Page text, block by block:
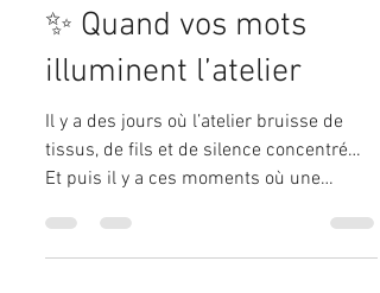
13 janv.
1 min de lecture
✨ Quand vos mots
illuminent l’atelier
Il y a des jours où l’atelier bruisse de
Et puis il y a ces moments où une
notification apparaît, discrète, et où je